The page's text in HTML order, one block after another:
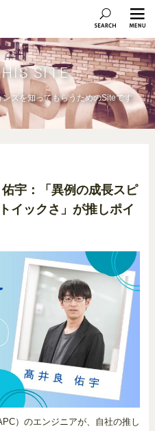
SITE
ズを知ってもらうためのSiteです
宇：「異例の成長スピ
イックさ」が推しポイ
）のエンジニアが、自社の推し